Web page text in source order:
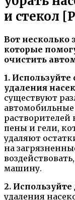
и стекол
Вот несколько
которые
очистить
1.
удаления
существуют
растворителей
пены и гели,
удаляют
на
машину.
2.
удаления